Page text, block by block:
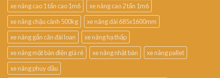
xe nâng cao 1 tấn cao 1m6
xe nâng cao 2 tấn 1m6
xe nâng chậu cảnh 500kg
xe nâng dài 685x1600mm
xe nâng gắn cân đài loan
xe nâng hạ thấp
xe nâng mặt bàn điện giá rẻ
xe nâng nhật bản
xe nâng pallet
xe nâng phuy dầu